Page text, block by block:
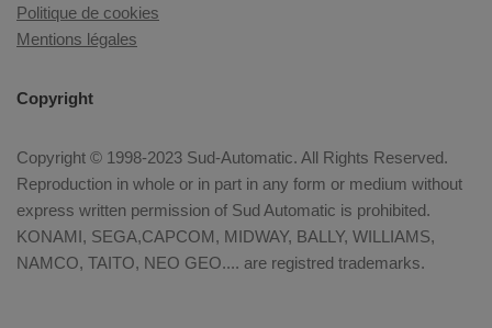
Politique de cookies
Mentions légales
Copyright
Copyright © 1998-2023 Sud-Automatic. All Rights Reserved.
Reproduction in whole or in part in any form or medium without
express written permission of Sud Automatic is prohibited.
KONAMI, SEGA,CAPCOM, MIDWAY, BALLY, WILLIAMS,
NAMCO, TAITO, NEO GEO.... are registred trademarks.